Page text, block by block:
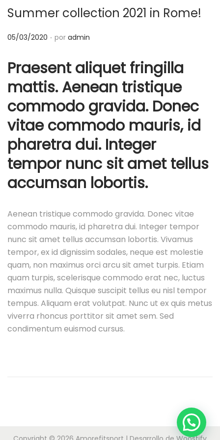
c
d
Summer collection 2021 in Rome!
P
b
i
c
a
d
o
e
05/03/2020 . por admin
Praesent aliquet fringilla
mattis. Aenean tristique
commodo gravida. Donec
vitae commodo mauris, id
pharetra dui. Integer
tempor nunc sit amet tellus
accumsan lobortis.
Aenean tristique commodo gravida. Donec vitae
commodo mauris, id pharetra dui. Integer tempor
nunc sit amet tellus accumsan lobortis. Vivamus
tempor, ex id dignissim sodales, neque est molestie
quam, non maximus orci arcu sit amet turpis. Etiam
quam turpis, scelerisque commodo erat nec, luctus
maximus nulla. Quisque suscipit tellus eu nisl tempor
tempus. Aliquam erat volutpat. Nunc ut ex quis metus
viverra rhoncus porttitor sit amet sem. Sed
condimentum euismod cursus.